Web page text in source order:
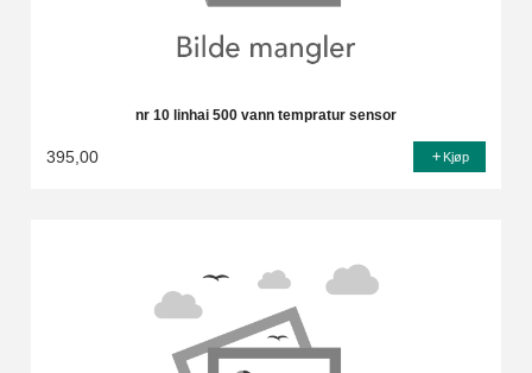
nr 10 linhai 500 vann tempratur sensor
395,00 Kjøp